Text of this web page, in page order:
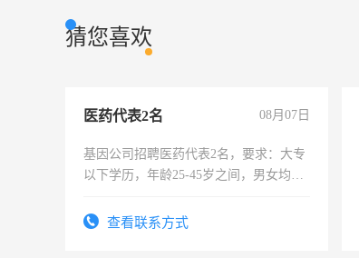
猜您喜欢
医药代表2名 08月07日
基因公司招聘医药代表2名，要求：大专
以下学历，年龄25-45岁之间，男女均
表或者有医学资质的优先，底薪+绩效，
查看联系方式